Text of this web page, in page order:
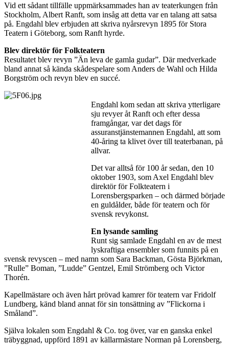
Vid ett sådant tillfälle uppmärksammades han av teaterkungen från
Stockholm, Albert Ranft, som insåg att detta var en talang att satsa
på. Engdahl blev erbjuden att skriva nyårsrevyn 1895 för Stora
Teatern i Göteborg, som Ranft hyrde.
Blev direktör för Folkteatern
Resultatet blev revyn ”Än leva de gamla gudar”. Där medverkade
bland annat så kända skådespelare som Anders de Wahl och Hilda
Borgström och revyn blev en succé.
Engdahl kom sedan att skriva ytterligare
sju revyer åt Ranft och efter dessa
framgångar, var det dags för
assuranstjänstemannen Engdahl, att som
40-åring ta klivet över till teaterbanan, på
allvar.
Det var alltså för 100 år sedan, den 10
oktober 1903, som Axel Engdahl blev
direktör för Folkteatern i
Lorensbergsparken – och därmed började
en guldålder, både för teatern och för
svensk revykonst.
En lysande samling
Runt sig samlade Engdahl en av de mest
lyskraftiga ensembler som funnits på en
svensk revyscen – med namn som Sara Backman, Gösta Björkman,
”Rulle” Boman, ”Ludde” Gentzel, Emil Strömberg och Victor
Thorén.
Kapellmästare och även hårt prövad kamrer för teatern var Fridolf
Lundberg, känd bland annat för sin tonsättning av ”Flickorna i
Småland”.
Själva lokalen som Engdahl & Co. tog över, var en ganska enkel
träbyggnad, uppförd 1891 av källarmästare Norman på Lorensberg,